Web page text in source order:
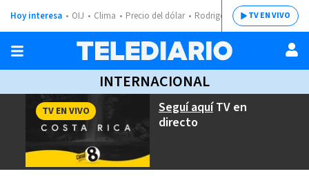
Hoy interesa OIJ Clima Precio del dólar Rodrigo ChavesTV EN VIVO
INTERNACIONAL
Seguí aquíTV en
directo
TV EN VIVO